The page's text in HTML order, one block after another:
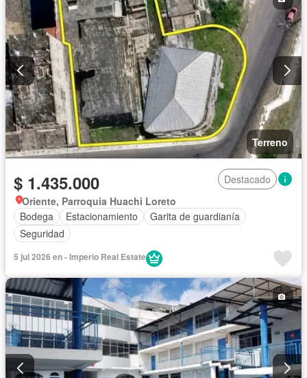
Terreno
$ 1.435.000
Destacado
Oriente, Parroquia Huachi Loreto
Bodega
Estacionamiento
Garita de guardianía
Seguridad
5 jul 2026 en - Imperio Real Estate